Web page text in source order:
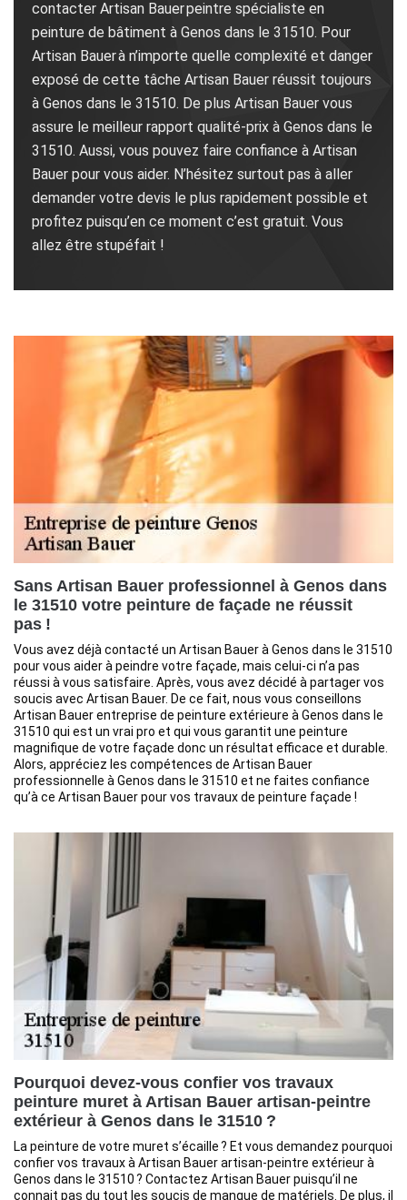
contacter Artisan Bauer peintre spécialiste en
peinture de bâtiment à Genos dans le 31510. Pour
Artisan Bauer à n’importe quelle complexité et danger
exposé de cette tâche Artisan Bauer réussit toujours
à Genos dans le 31510. De plus Artisan Bauer vous
assure le meilleur rapport qualité-prix à Genos dans le
31510. Aussi, vous pouvez faire confiance à Artisan
Bauer pour vous aider. N’hésitez surtout pas à aller
demander votre devis le plus rapidement possible et
profitez puisqu’en ce moment c’est gratuit. Vous
allez être stupéfait !
Sans Artisan Bauer professionnel à Genos dans
le 31510 votre peinture de façade ne réussit
pas !
Vous avez déjà contacté un Artisan Bauer à Genos dans le 31510
pour vous aider à peindre votre façade, mais celui-ci n’a pas
réussi à vous satisfaire. Après, vous avez décidé à partager vos
soucis avec Artisan Bauer. De ce fait, nous vous conseillons
Artisan Bauer entreprise de peinture extérieure à Genos dans le
31510 qui est un vrai pro et qui vous garantit une peinture
magnifique de votre façade donc un résultat efficace et durable.
Alors, appréciez les compétences de Artisan Bauer
professionnelle à Genos dans le 31510 et ne faites confiance
qu’à ce Artisan Bauer pour vos travaux de peinture façade !
Pourquoi devez-vous confier vos travaux
peinture muret à Artisan Bauer artisan-peintre
extérieur à Genos dans le 31510 ?
La peinture de votre muret s’écaille ? Et vous demandez pourquoi
confier vos travaux à Artisan Bauer artisan-peintre extérieur à
Genos dans le 31510 ? Contactez Artisan Bauer puisqu’il ne
connait pas du tout les soucis de manque de matériels. De plus, il